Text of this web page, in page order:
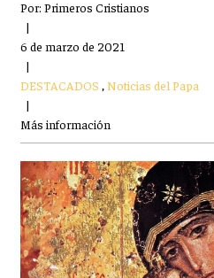
Por: Primeros Cristianos
|
6 de marzo de 2021
|
DESTACADOS , Noticias del Papa
|
Más información